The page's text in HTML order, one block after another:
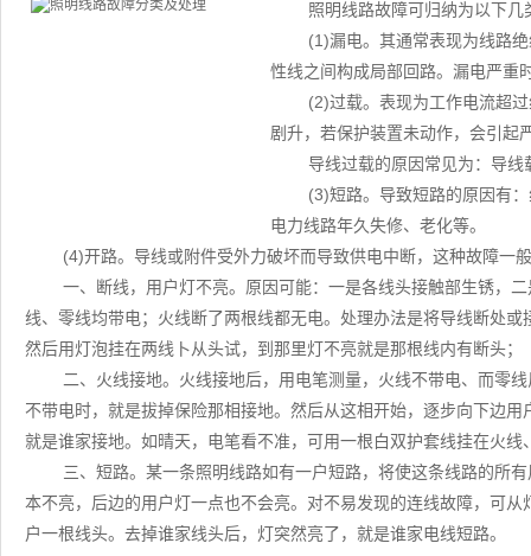
照明线路故障可归纳为以下几
(1)漏电。其通常表现为线路
性线之间构成局部回路。漏电严重
(2)过载。表现为工作电流超
剧升，若保护装置未动作，会引起
导线过载的原因常见为：导
(3)短路。导致短路的原因有
电力线路年久失修、老化等。
(4)开路。导线或附件受外力破坏而导致供电中断，这种故障一
一、断线，用户灯不亮。原因可能：一是各线头接触部生锈，
线、零线均带电；火线断了两根线都无电。处理办法是将导线断处
然后用灯泡挂在两线卜从头试，到那里灯不亮就是那根线内有断头；
二、火线接地。火线接地后，用电笔测量，火线不带电、而零
不带电时，就是拔掉保险那相接地。然后从这相开始，逐步向下边
就是谁家接地。如晴天，电笔看不准，可用一根白双护套线挂在火
三、短路。某一条照明线路如有一户短路，将使这条线路的所
本不亮，后边的用户灯一点也不会亮。对不易发现的连线故障，可
户一根线头。去掉谁家线头后，灯突然亮了，就是谁家电线短路。